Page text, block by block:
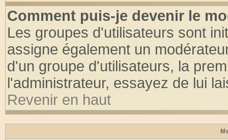
Comment puis-je devenir le
Les groupes d'utilisateurs sont
assigne également un
d'un groupe d'utilisateurs, la
l'administrateur, essayez de lui
Revenir en haut